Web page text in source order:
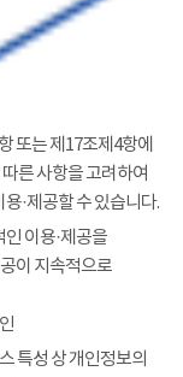
또는 제17조제4항에
른 사항을 고려하여
·제공할 수 있습니다.
이용·제공을
이 지속적으로
특성 상 개인정보의